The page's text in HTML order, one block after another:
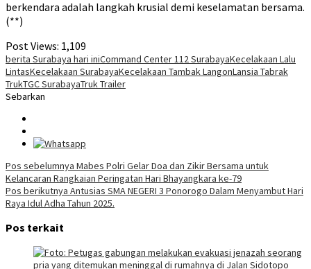
berkendara adalah langkah krusial demi keselamatan bersama.
(**)
Post Views: 1,109
berita Surabaya hari iniCommand Center 112 SurabayaKecelakaan Lalu
LintasKecelakaan SurabayaKecelakaan Tambak LangonLansia Tabrak
TrukTGC SurabayaTruk Trailer
Sebarkan
Navigasi
pos
Pos sebelumnya Mabes Polri Gelar Doa dan Zikir Bersama untuk
Kelancaran Rangkaian Peringatan Hari Bhayangkara ke-79
Pos berikutnya Antusias SMA NEGERI 3 Ponorogo Dalam Menyambut Hari
Raya Idul Adha Tahun 2025.
Pos terkait